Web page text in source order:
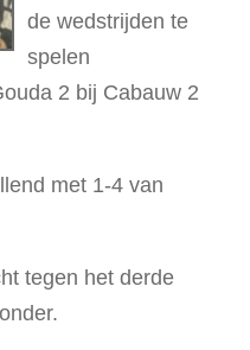
de wedstrijden te
spelen
2 bij Cabauw 2
met 1-4 van
tegen het derde